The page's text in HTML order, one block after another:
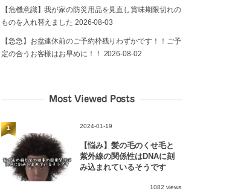
【危機意識】我が家の防災用品を見直し賞味期限切れの
ものを入れ替えました 2026-08-03
【急急】お盆連休前のご予約枠残りわずかです！！ご予
定の合うお客様はお早めに！！ 2026-08-02
Most Viewed Posts
2024-01-19
【悩み】髪の毛のくせ毛と
紫外線の関係性はDNAに刻
み込まれているそうです
1082 views
1